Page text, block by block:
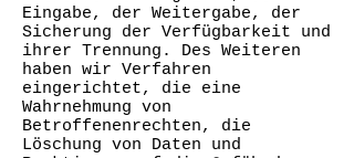
Eingabe, der Weitergabe, der
Sicherung der Verfügbarkeit und
ihrer Trennung. Des Weiteren
haben wir Verfahren
eingerichtet, die eine
Wahrnehmung von
Betroffenenrechten, die
Löschung von Daten und